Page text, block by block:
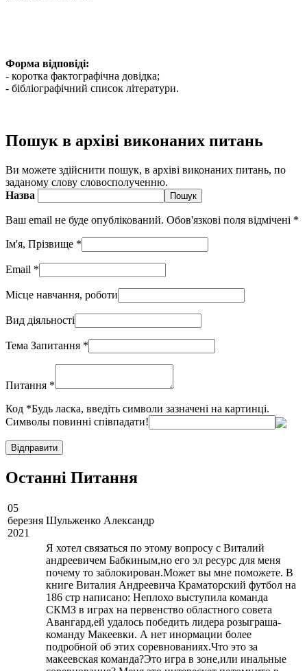
Форма вiдповiдi:
- коротка фактографiчна довiдка;
- бiблiографiчний список лiтератури.
Пошук в архіві виконаних питань
Ви можете здійснити пошук, в архіві виконаних питань, по
заданому слову словосполученню.
Назва
Ваш email не буде опублікований. Обов'язковi поля вiдмiченi *
Iм'я, Прiзвище *
Email *
Мiсце навчання, роботи
Вид дiяльностi
Тема Запитання *
Питання *
Код *Будь ласка, введіть символи зазначені на картинці.
Символы повинні співпадати!
Останнi Питання
05
березня
2021
Шульженко Александр
Я хотел связаться по этому вопросу с Виталий
андреевичем Бабкиным,но его эл ресурс для меня
почему то заблокирован.Может вы мне поможете. В
книге Виталия Андреевича Краматорский футбол на
186 стр написано: Неплохо выступила команда
СКМЗ в играх на первенство областного совета
Авангард,ей удалось победить лидера розыграша-
команду Макеевки. А нет инормации более
подробной об этих соревнованиях.Что это за
макеевская команда?Это игра в зоне,или инальные